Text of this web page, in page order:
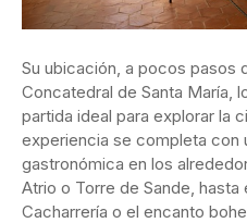
Su ubicación, a pocos pasos
Concatedral de Santa María,
partida ideal para explorar la
experiencia se completa con
gastronómica en los
Atrio o Torre de Sande,
Cacharrería o el encanto